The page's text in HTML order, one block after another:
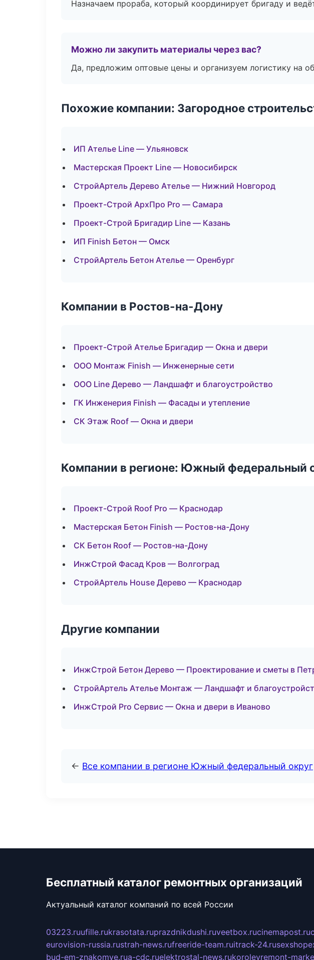
Назначаем прораба, который координирует бригаду и
Можно ли закупить материалы через вас?
Да, предложим оптовые цены и организуем логистику на
Похожие компании: Загородное
ИП Ателье Line — Ульяновск
Мастерская Проект Line — Новосибирск
СтройАртель Дерево Ателье — Нижний Новгород
Проект-Строй АрхПро Pro — Самара
Проект-Строй Бригадир Line — Казань
ИП Finish Бетон — Омск
СтройАртель Бетон Ателье — Оренбург
Компании в Ростов-на-Дону
Проект-Строй Ателье Бригадир — Окна и двери
ООО Монтаж Finish — Инженерные сети
ООО Line Дерево — Ландшафт и благоустройство
ГК Инженерия Finish — Фасады и утепление
СК Этаж Roof — Окна и двери
Компании в регионе: Южный федеральный
Проект-Строй Roof Pro — Краснодар
Мастерская Бетон Finish — Ростов-на-Дону
СК Бетон Roof — Ростов-на-Дону
ИнжСтрой Фасад Кров — Волгоград
СтройАртель House Дерево — Краснодар
Другие компании
ИнжСтрой Бетон Дерево — Проектирование и сметы в
СтройАртель Ателье Монтаж — Ландшафт и
ИнжСтрой Pro Сервис — Окна и двери в Иваново
← Все компании в регионе Южный федеральный округ
Бесплатный каталог ремонтных организаций
Актуальный каталог компаний по всей России
03223.ruufille.rukrasotata.ruprazdnikdushi.ruveetbox.rucinemapost.ru
eurovision-russia.rustrah-news.rufreeride-team.ruitrack-24.ru
bud-em-znakomye.rua-cdc.ruelektrostal-news.rukorolevremont-